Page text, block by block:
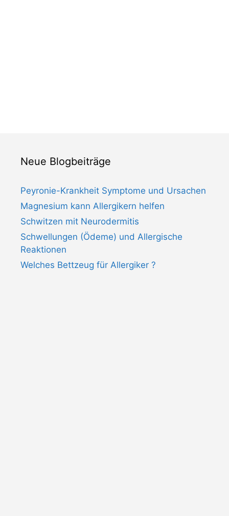
Neue Blogbeiträge
Peyronie-Krankheit Symptome und Ursachen
Magnesium kann Allergikern helfen
Schwitzen mit Neurodermitis
Schwellungen (Ödeme) und Allergische
Reaktionen
Welches Bettzeug für Allergiker ?